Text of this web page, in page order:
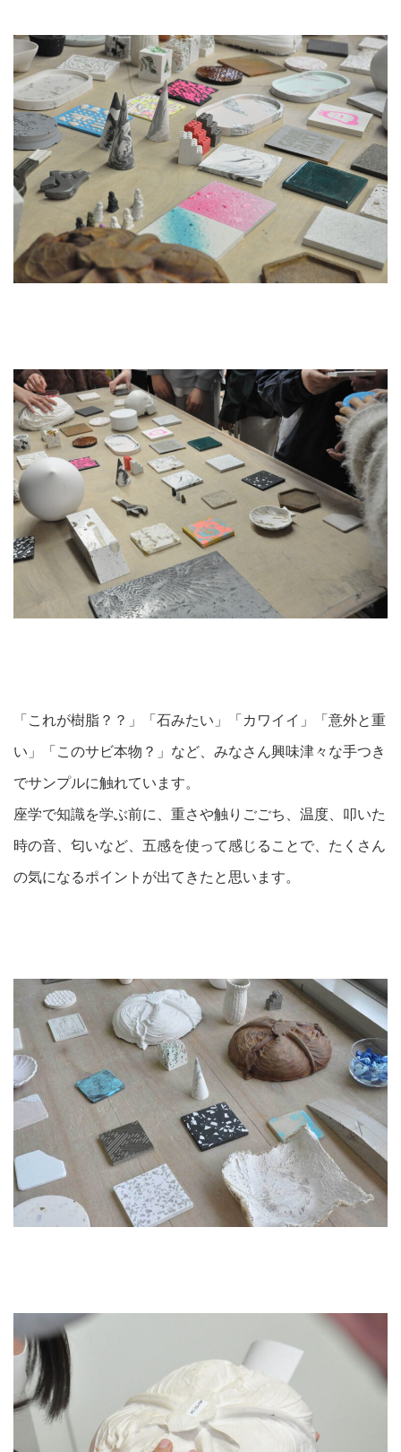
「これが樹脂？？」「石みたい」「カワイイ」「意外と重
い」「このサビ本物？」など、みなさん興味津々な手つき
でサンプルに触れています。
座学で知識を学ぶ前に、重さや触りごごち、温度、叩いた
時の音、匂いなど、五感を使って感じることで、たくさん
の気になるポイントが出てきたと思います。